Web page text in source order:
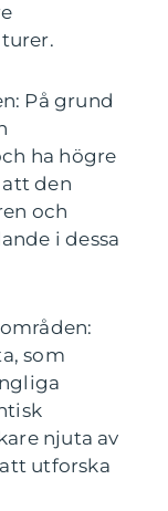
På grund
ha högre
att den
och
i dessa
som
njuta av
utforska